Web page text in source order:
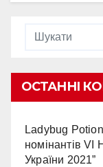
ОСТАННІ
Ladybug
номінантів VI
України 2021”